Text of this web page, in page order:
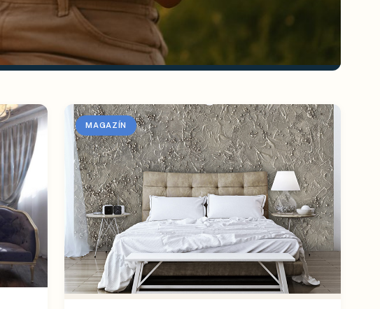
MAGAZÍN